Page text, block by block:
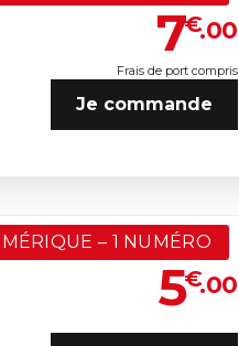
7€.00
Frais de port compris
Je commande
– 1 NUMÉRO
5€.00